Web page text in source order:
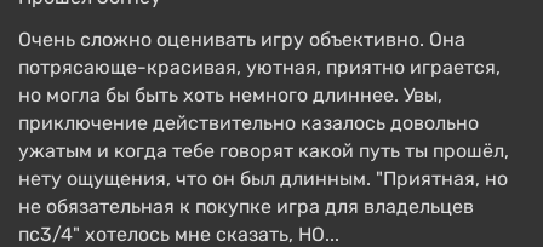
Очень сложно оценивать игру объективно. Она
потрясающе-красивая, уютная, приятно играется,
но могла бы быть хоть немного длиннее. Увы,
приключение действительно казалось довольно
ужатым и когда тебе говорят какой путь ты прошёл,
нету ощущения, что он был длинным. "Приятная, но
не обязательная к покупке игра для владельцев
пс3/4" хотелось мне сказать, НО...